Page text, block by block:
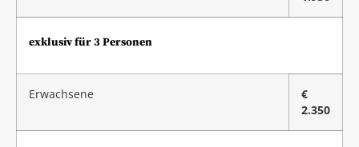
exklusiv für 3 Personen
Erwachsene
€
2.350